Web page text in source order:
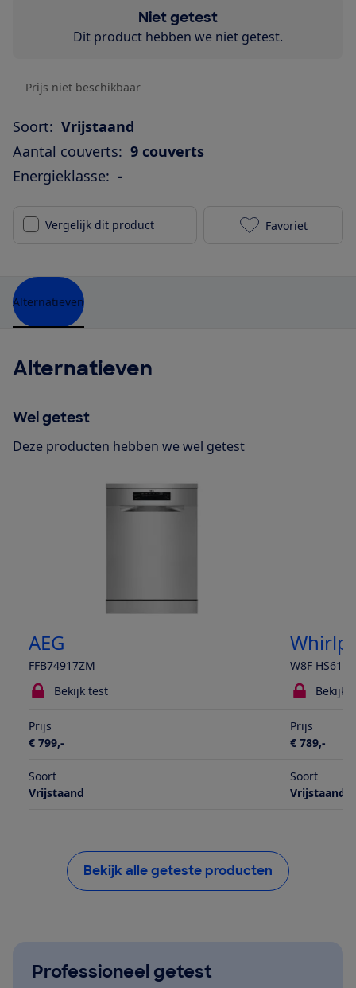
Niet getest
Dit product hebben we niet getest.
Prijs niet beschikbaar
Soort: Vrijstaand
Aantal couverts: 9 couverts
Energieklasse: -
Vergelijk dit product Miele G 4501
Favoriet
Alternatieven
Alternatieven
Wel getest
Deze producten hebben we wel getest
AEG
FFB74917ZM
W8F HS61BS
Bekijk test
Bekijk
Prijs
€ 799,-
Prijs
€ 789,-
Soort
Vrijstaand
Soort
Vrijstaand
Bekijk alle geteste producten
Professioneel getest